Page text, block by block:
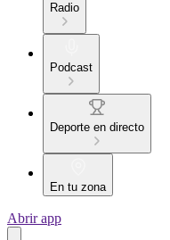
Radio
Podcast
Deporte en directo
En tu zona
Abrir app